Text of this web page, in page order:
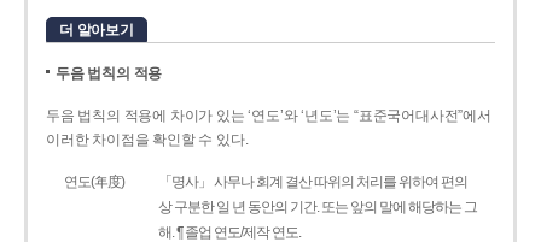
더 알아보기
두음 법칙의 적용
두음 법칙의 적용에 차이가 있는 ‘연도’와 ‘년도’는 “표준국어대사전”에서
이러한 차이점을 확인할 수 있다.
연도(年度)
「명사」 사무나 회계 결산 따위의 처리를 위하여 편의
상 구분한 일 년 동안의 기간. 또는 앞의 말에 해당하는 그
해. ¶ 졸업 연도/제작 연도.